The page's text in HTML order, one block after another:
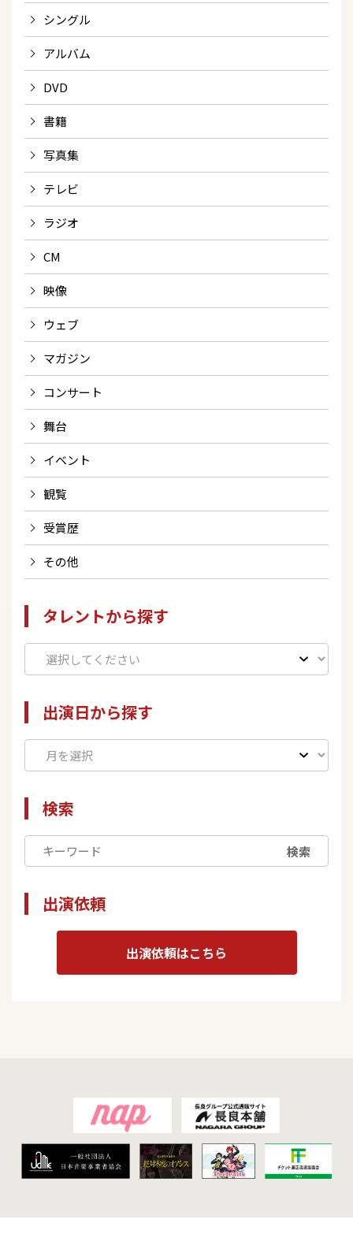
シングル
アルバム
DVD
書籍
写真集
テレビ
ラジオ
CM
映像
ウェブ
マガジン
コンサート
舞台
イベント
観覧
受賞歴
その他
タレントから探す
出演日から探す
検索
検索
出演依頼
出演依頼はこちら